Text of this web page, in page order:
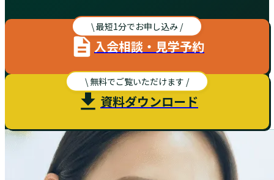
\ 最短1分でお申し込み /
入会相談・見学予約
\ 無料でご覧いただけます /
資料ダウンロード